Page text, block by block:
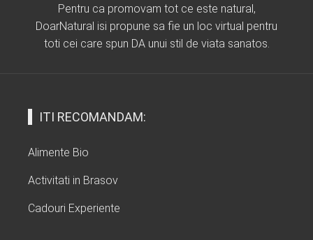
Pentru ca promovam tot ce este natural,
DoarNatural isi propune sa fie un loc virtual pentru
toti cei care spun DA unui stil de viata sanatos.
ITI RECOMANDAM:
Alimente Bio
Activitati in Brasov
Cadouri Experiente